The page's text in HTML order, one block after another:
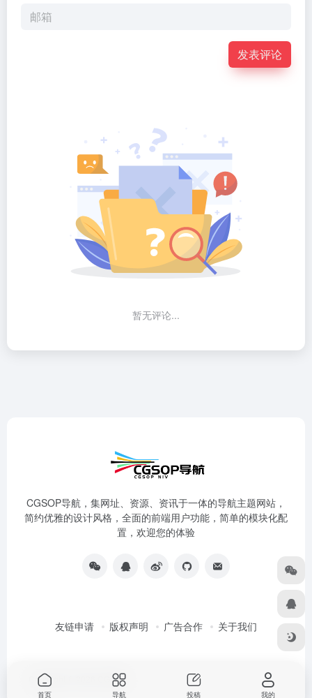
发表评论
暂无评论...
CGSOP导航，集网址、资源、资讯于一体的导航主题网站，
简约优雅的设计风格，全面的前端用户功能，简单的模块化配
置，欢迎您的体验
友链申请 版权声明 广告合作 关于我们
Copyright © 2026 CG导航
首页 导航 投稿 我的